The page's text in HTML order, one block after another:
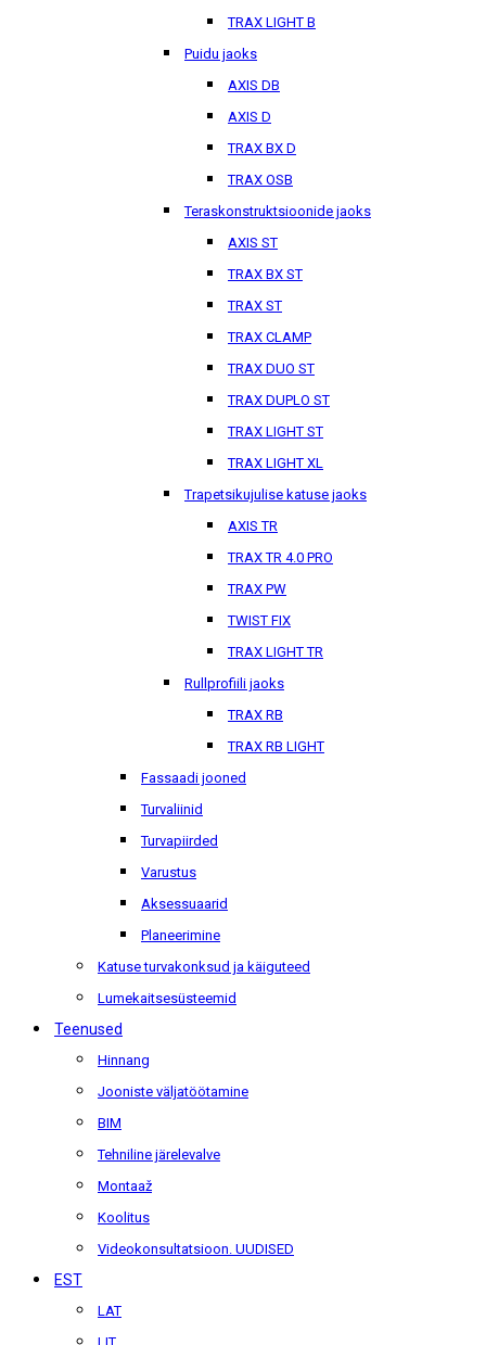
TRAX LIGHT B
Puidu jaoks
AXIS DB
AXIS D
TRAX BX D
TRAX OSB
Teraskonstruktsioonide jaoks
AXIS ST
TRAX BX ST
TRAX ST
TRAX CLAMP
TRAX DUO ST
TRAX DUPLO ST
TRAX LIGHT ST
TRAX LIGHT XL
Trapetsikujulise katuse jaoks
AXIS TR
TRAX TR 4.0 PRO
TRAX PW
TWIST FIX
TRAX LIGHT TR
Rullprofiili jaoks
TRAX RB
TRAX RB LIGHT
Fassaadi jooned
Turvaliinid
Turvapiirded
Varustus
Aksessuaarid
Planeerimine
Katuse turvakonksud ja käiguteed
Lumekaitsesüsteemid
Teenused
Hinnang
Jooniste väljatöötamine
BIM
Tehniline järelevalve
Montaaž
Koolitus
Videokonsultatsioon. UUDISED
EST
LAT